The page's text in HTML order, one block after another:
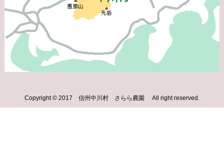
Copyright © 2017 信州中川村 さらら農園 All right reserved.